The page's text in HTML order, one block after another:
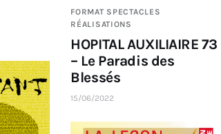
FORMAT SPECTACLES
RÉALISATIONS
HOPITAL AUXILIAIRE 73
– Le Paradis des
Blessés
15/06/2022